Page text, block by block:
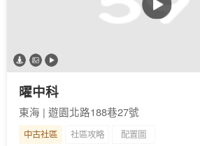
曜中科
東海 | 遊園北路188巷27號
中古社區 社區攻略 配置圖